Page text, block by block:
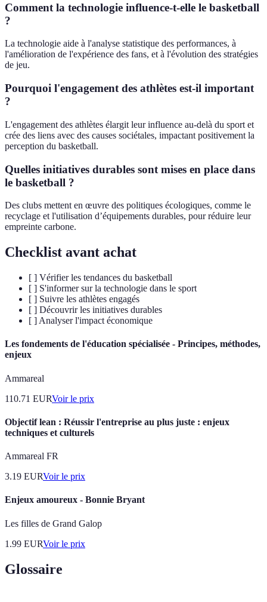
Comment la technologie influence-t-elle le basketball
?
La technologie aide à l'analyse statistique des performances, à
l'amélioration de l'expérience des fans, et à l'évolution des stratégies
de jeu.
Pourquoi l'engagement des athlètes est-il important
?
L'engagement des athlètes élargit leur influence au-delà du sport et
crée des liens avec des causes sociétales, impactant positivement la
perception du basketball.
Quelles initiatives durables sont mises en place dans
le basketball ?
Des clubs mettent en œuvre des politiques écologiques, comme le
recyclage et l'utilisation d’équipements durables, pour réduire leur
empreinte carbone.
Checklist avant achat
[ ] Vérifier les tendances du basketball
[ ] S'informer sur la technologie dans le sport
[ ] Suivre les athlètes engagés
[ ] Découvrir les initiatives durables
[ ] Analyser l'impact économique
Les fondements de l'éducation spécialisée - Principes, méthodes,
enjeux
Ammareal
110.71 EURVoir le prix
Objectif lean : Réussir l'entreprise au plus juste : enjeux
techniques et culturels
Ammareal FR
3.19 EURVoir le prix
Enjeux amoureux - Bonnie Bryant
Les filles de Grand Galop
1.99 EURVoir le prix
Glossaire